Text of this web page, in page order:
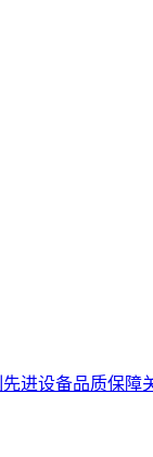
先进设备品质保障